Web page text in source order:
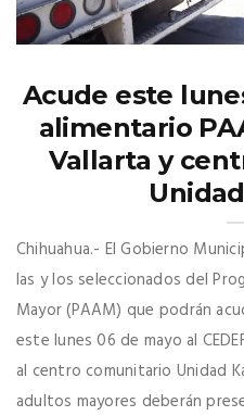
Acude este
alimentario
Vallarta y
Chihuahua.- El Gobierno
las y los seleccionados del
Mayor (PAAM) que podrán
este lunes 06 de mayo al
al centro comunitario Unidad
adultos mayores deberán